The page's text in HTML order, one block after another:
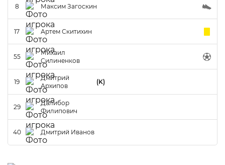
8 Максим Загоскин
17 Артем Скитихин
55
Михаил
Силиненков
19
Дмитрий
Архипов
(K)
29
Далибор
Филипович
40 Дмитрий Иванов